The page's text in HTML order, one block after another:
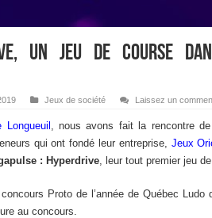
un jeu de course
Jeux de société Laissez un
, nous avons fait la rencontre
qui ont fondé leur entreprise, Jeux
: Hyperdrive, leur tout premier jeu
Proto de l’année de Québec Ludo
au concours.